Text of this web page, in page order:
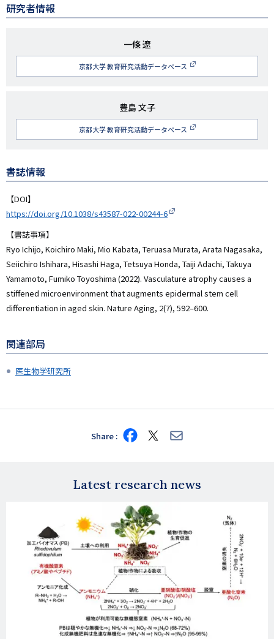
研究者情報
研
究
者
一條 遼
京都大学 教育研究活動データベース
研
究
者
豊島 文子
京都大学 教育研究活動データベース
書誌情報
【DOI】
https://doi.org/10.1038/s43587-022-00244-6
【書誌事項】
Ryo Ichijo, Koichiro Maki, Mio Kabata, Teruasa Murata, Arata Nagasaka,
Seiichiro Ishihara, Hisashi Haga, Tetsuya Honda, Taiji Adachi, Takuya
Yamamoto, Fumiko Toyoshima (2022). Vasculature atrophy causes a
stiffened microenvironment that augments epidermal stem cell
differentiation in aged skin. Nature Aging, 2(7), 592–600.
関連部局
医生物学研究所
Share Share
on
Share
on
Share
via
Latest research news